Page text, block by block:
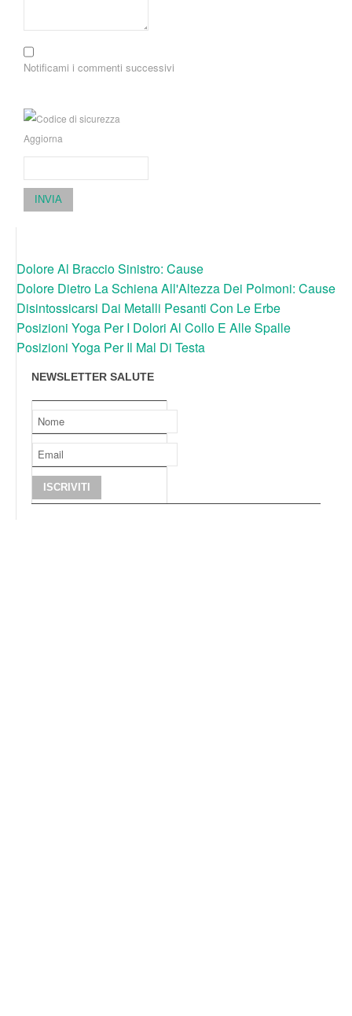
Notificami i commenti successivi
Aggiorna
INVIA
Dolore Al Braccio Sinistro: Cause
Dolore Dietro La Schiena All'Altezza Dei Polmoni: Cause
Disintossicarsi Dai Metalli Pesanti Con Le Erbe
Posizioni Yoga Per I Dolori Al Collo E Alle Spalle
Posizioni Yoga Per Il Mal Di Testa
NEWSLETTER SALUTE